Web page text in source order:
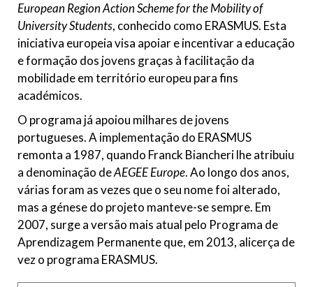
European Region Action Scheme for the Mobility of
University Students, conhecido como ERASMUS. Esta
iniciativa europeia visa apoiar e incentivar a educação
e formação dos jovens graças à facilitação da
mobilidade em território europeu para fins
académicos.
O programa já apoiou milhares de jovens
portugueses. A implementação do ERASMUS
remonta a 1987, quando Franck Biancheri lhe atribuiu
a denominação deAEGEE Europe. Ao longo dos anos,
várias foram as vezes que o seu nome foi alterado,
mas a génese do projeto manteve-se sempre. Em
2007, surge a versão mais atual pelo Programa de
Aprendizagem Permanente que, em 2013, alicerça de
vez o programa ERASMUS.